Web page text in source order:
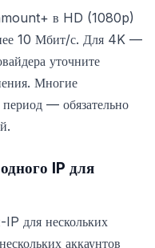
в HD (1080p)
10 Мбит/с. Для 4K —
уточните
Многие
— обязательно
IP для
для нескольких
аккаунтов